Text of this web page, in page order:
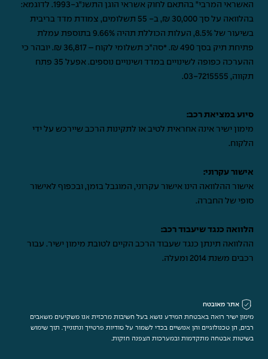
האשראי המרבי" בהתאם לחוק אשראי הוגן התשנ"ג-1993. לדוגמא:
בהלוואה על סך 30,000 ₪, ב- 55 תשלומים, צמודת מדד בריבית
בשיעור של 8.5%, העלות הכוללת תהיה 9.66% בתוספת עמלת
פתיחת תיק בסך 490 ₪. *סה"כ תשלומי לקוח – 36,817 ₪. יובהר כי
ההערכה כפופה לשינויים במדד ושינויים נוספים. אפעל 35 פתח
תקווה, 03-7215555
.
סיוע במציאת רכב:
מימון ישיר אינה אחראית לטיב או לתקינות הרכב שיירכש על ידי
הלקוח.
אישור עקרוני:
אישור ההלוואה הינו אישור עקרוני, המוגבל בזמן, ובכפוף לאישור
סופי של החברה.
הלוואה כנגד שיעבוד רכב:
ההלוואה תינתן כנגד שעבוד הרכב הקיים לטובת מימון ישיר. עבור
רכבים משנת 2014 ומעלה.
אתר מאובטח
מימון ישיר רואה באבטחת המידע נושא בעל חשיבות מרכזית אנו משקיעים משאבים
רבים, הן טכנולוגיים והן אנושיים בכדי לשמור על סודיות פרטייך ונתונייך. תוך שימוש
בשיטות אבטחה מתקדמות ובמערכות הצפנה חזקות.